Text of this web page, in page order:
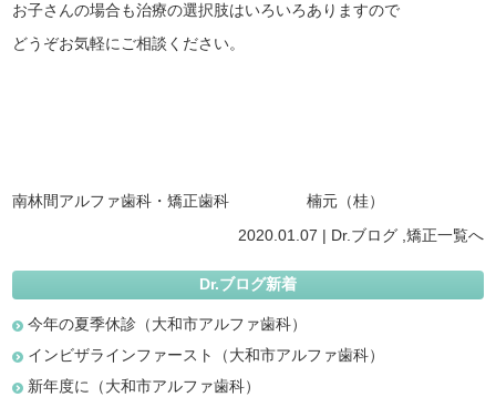
お子さんの場合も治療の選択肢はいろいろありますので
どうぞお気軽にご相談ください。
南林間アルファ歯科・矯正歯科 楠元（桂）
2020.01.07 | Dr.ブログ, 矯正一覧へ
Dr.ブログ新着
今年の夏季休診（大和市アルファ歯科）
インビザラインファースト（大和市アルファ歯科）
新年度に（大和市アルファ歯科）